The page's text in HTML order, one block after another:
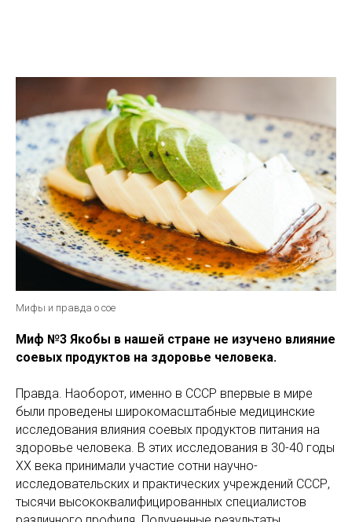
Мифы и правда о сое
Миф №3 Якобы в нашей стране не изучено влияние
соевых продуктов на здоровье человека.
Правда. Наоборот, именно в СССР впервые в мире
были проведены широкомасштабные медицинские
исследования влияния соевых продуктов питания на
здоровье человека. В этих исследования в 30-40 годы
ХХ века принимали участие сотни научно-
исследовательских и практических учреждений СССР,
тысячи высококвалифицированных специалистов